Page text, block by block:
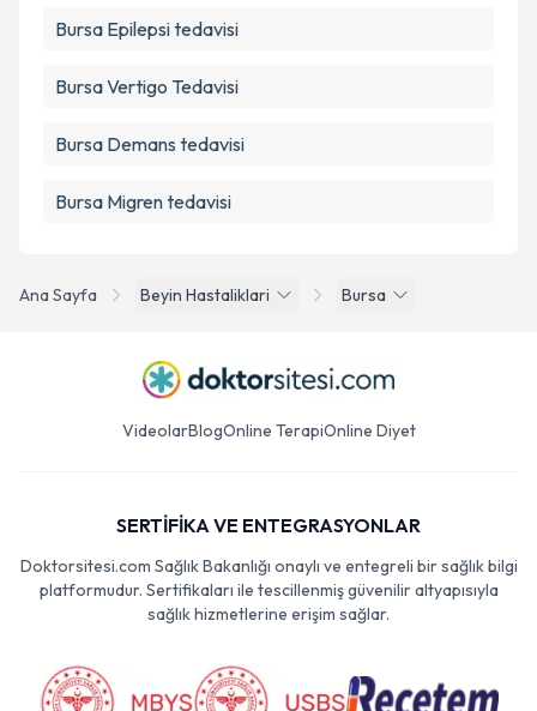
Ana Sayfa Beyin Hastaliklari Bursa
Bursa Epilepsi tedavisi
Bursa Vertigo Tedavisi
Bursa Demans tedavisi
Bursa Migren tedavisi
VideolarBlogOnline TerapiOnline Diyet
SERTİFİKA VE ENTEGRASYONLAR
Doktorsitesi.com Sağlık Bakanlığı onaylı ve entegreli bir sağlık bilgi
platformudur. Sertifikaları ile tescillenmiş güvenilir altyapısıyla
sağlık hizmetlerine erişim sağlar.